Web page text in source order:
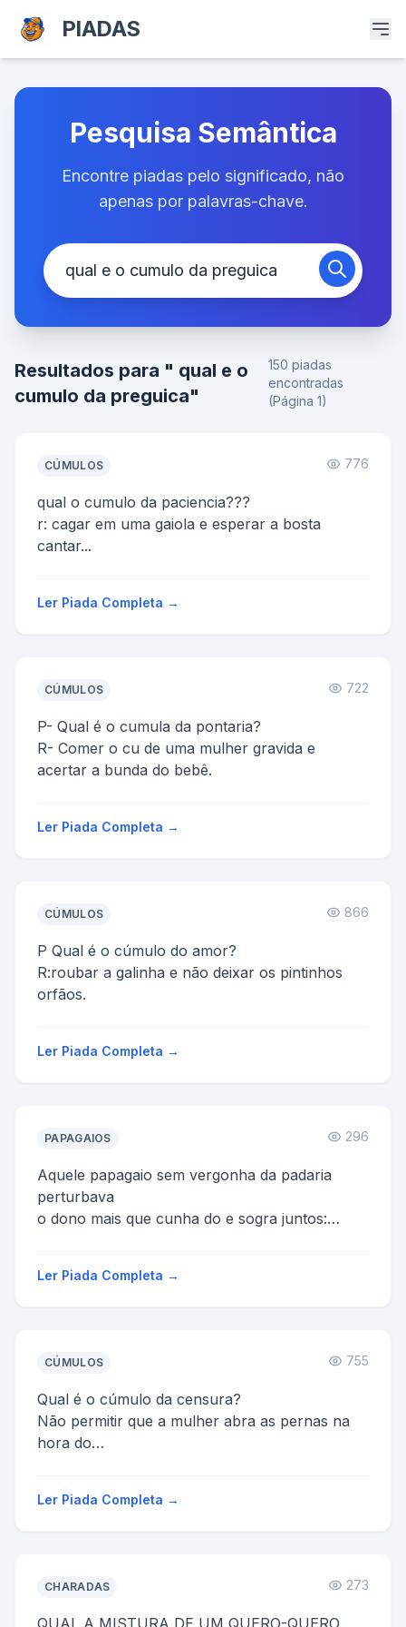
PIADAS
Pesquisa Semântica
Encontre piadas pelo significado, não
apenas por palavras-chave.
Resultados para " qual e o
cumulo da preguica"
150 piadas
encontradas
(Página 1)
CÚMULOS 776
qual o cumulo da paciencia???
r: cagar em uma gaiola e esperar a bosta
cantar...
Ler Piada Completa →
CÚMULOS 722
P- Qual é o cumula da pontaria?
R- Comer o cu de uma mulher gravida e
acertar a bunda do bebê.
Ler Piada Completa →
CÚMULOS 866
P Qual é o cúmulo do amor?
R:roubar a galinha e não deixar os pintinhos
orfãos.
Ler Piada Completa →
PAPAGAIOS 296
Aquele papagaio sem vergonha da padaria
perturbava
o dono mais que cunha do e sogra juntos:
Ler Piada Completa →
CÚMULOS 755
Qual é o cúmulo da censura?
Não permitir que a mulher abra as pernas na
hora do
Ler Piada Completa →
CHARADAS 273
QUAL A MISTURA DE UM QUERO-QUERO